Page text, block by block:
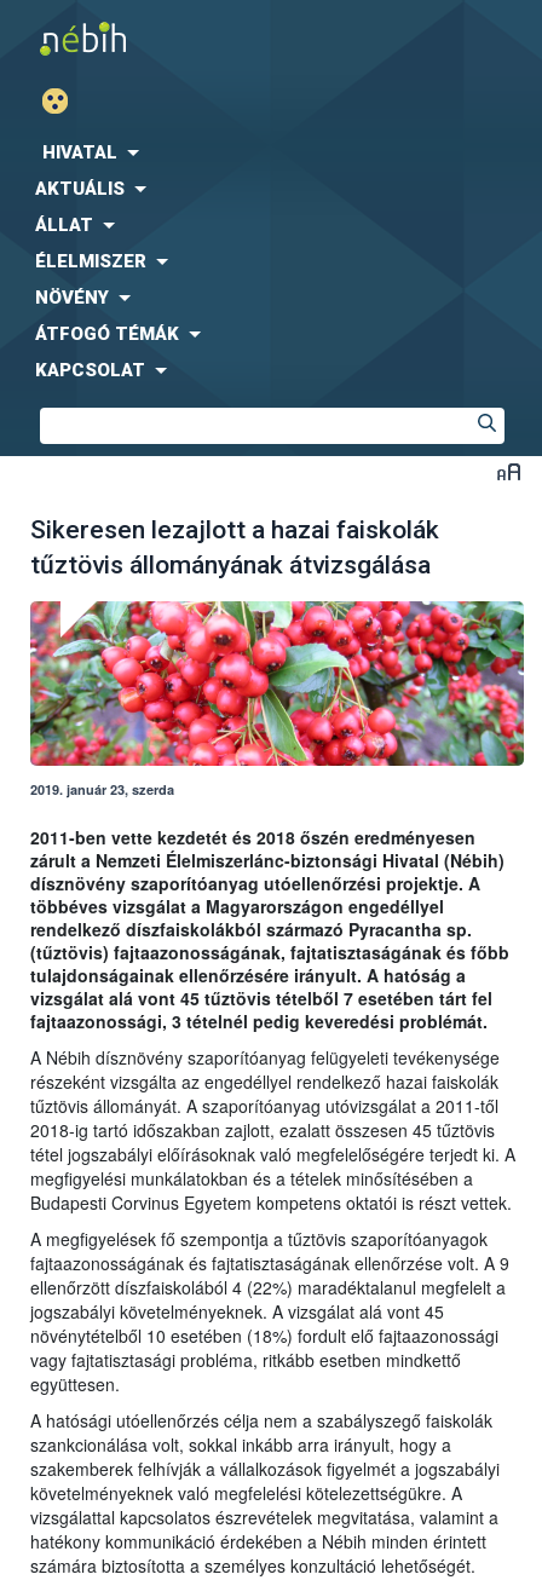
HIVATAL
AKTUÁLIS
ÁLLAT
ÉLELMISZER
NÖVÉNY
ÁTFOGÓ TÉMÁK
KAPCSOLAT
Sikeresen lezajlott a hazai faiskolák
tűztövis állományának átvizsgálása
2019. január 23, szerda
2011-ben vette kezdetét és 2018 őszén eredményesen
zárult a Nemzeti Élelmiszerlánc-biztonsági Hivatal (Nébih)
dísznövény szaporítóanyag utóellenőrzési projektje. A
többéves vizsgálat a Magyarországon engedéllyel
rendelkező díszfaiskolákból származó Pyracantha sp.
(tűztövis) fajtaazonosságának, fajtatisztaságának és főbb
tulajdonságainak ellenőrzésére irányult. A hatóság a
vizsgálat alá vont 45 tűztövis tételből 7 esetében tárt fel
fajtaazonossági, 3 tételnél pedig keveredési problémát.
A Nébih dísznövény szaporítóanyag felügyeleti tevékenysége
részeként vizsgálta az engedéllyel rendelkező hazai faiskolák
tűztövis állományát. A szaporítóanyag utóvizsgálat a 2011-től
2018-ig tartó időszakban zajlott, ezalatt összesen 45 tűztövis
tétel jogszabályi előírásoknak való megfelelőségére terjedt ki. A
megfigyelési munkálatokban és a tételek minősítésében a
Budapesti Corvinus Egyetem kompetens oktatói is részt vettek.
A megfigyelések fő szempontja a tűztövis szaporítóanyagok
fajtaazonosságának és fajtatisztaságának ellenőrzése volt. A 9
ellenőrzött díszfaiskolából 4 (22%) maradéktalanul megfelelt a
jogszabályi követelményeknek. A vizsgálat alá vont 45
növénytételből 10 esetében (18%) fordult elő fajtaazonossági
vagy fajtatisztasági probléma, ritkább esetben mindkettő
együttesen.
A hatósági utóellenőrzés célja nem a szabályszegő faiskolák
szankcionálása volt, sokkal inkább arra irányult, hogy a
szakemberek felhívják a vállalkozások figyelmét a jogszabályi
követelményeknek való megfelelési kötelezettségükre. A
vizsgálattal kapcsolatos észrevételek megvitatása, valamint a
hatékony kommunikáció érdekében a Nébih minden érintett
számára biztosította a személyes konzultáció lehetőségét.